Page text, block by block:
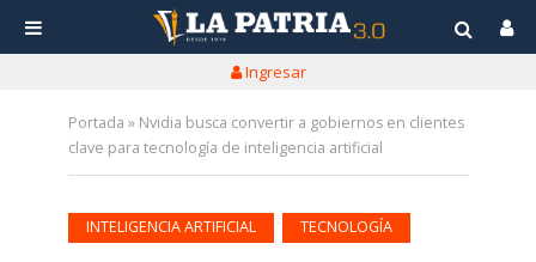
Ingresar
Portada » Nvidia busca convertir a gobiernos en clientes
clave para tecnología de inteligencia artificial
INTELIGENCIA ARTIFICIAL TECNOLOGÍA